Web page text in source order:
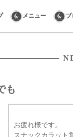
メニュー ブ
も
お疲れ様です。
スナックカラット